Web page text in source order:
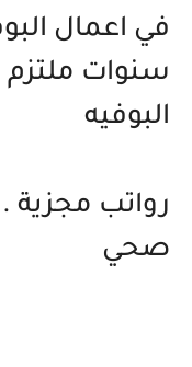
سنوات ملتزم
البوفيه
رواتب مجزية
صحي